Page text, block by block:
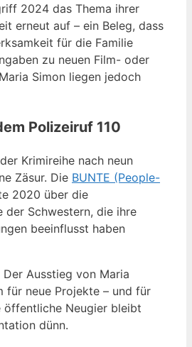
2024 das Thema ihrer
erneut auf – ein Beleg, dass
für die Familie
zu neuen Film- oder
Simon liegen jedoch
Polizeiruf 110
Krimireihe nach neun
Zäsur. Die BUNTE (People-
2020 über die
der Schwestern, die ihre
beeinflusst haben
Ausstieg von Maria
für neue Projekte – und für
öffentliche Neugier bleibt
dünn.